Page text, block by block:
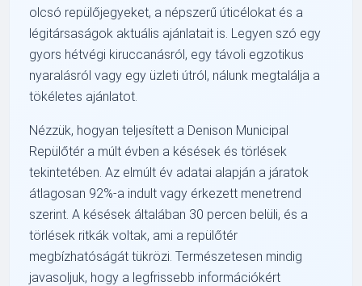
olcsó repülőjegyeket, a népszerű úticélokat és a
légitársaságok aktuális ajánlatait is. Legyen szó egy
gyors hétvégi kiruccanásról, egy távoli egzotikus
nyaralásról vagy egy üzleti útról, nálunk megtalálja a
tökéletes ajánlatot.
Nézzük, hogyan teljesített a Denison Municipal
Repülőtér a múlt évben a késések és törlések
tekintetében. Az elmúlt év adatai alapján a járatok
átlagosan 92%-a indult vagy érkezett menetrend
szerint. A késések általában 30 percen belüli, és a
törlések ritkák voltak, ami a repülőtér
megbízhatóságát tükrözi. Természetesen mindig
javasoljuk, hogy a legfrissebb információkért